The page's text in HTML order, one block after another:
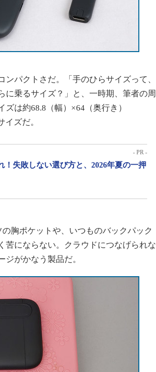
パクトさだ。「手のひらサイズって、
乗るサイズ？」と、一時期、筆者の周
は約68.8（幅）×64（奥行き）
ズだ。
- PR -
！失敗しない選び方と、2026年夏の一押
胸ポケットや、いつものバックパック
苦にならない。クラウドにつなげられな
がかなう製品だ。